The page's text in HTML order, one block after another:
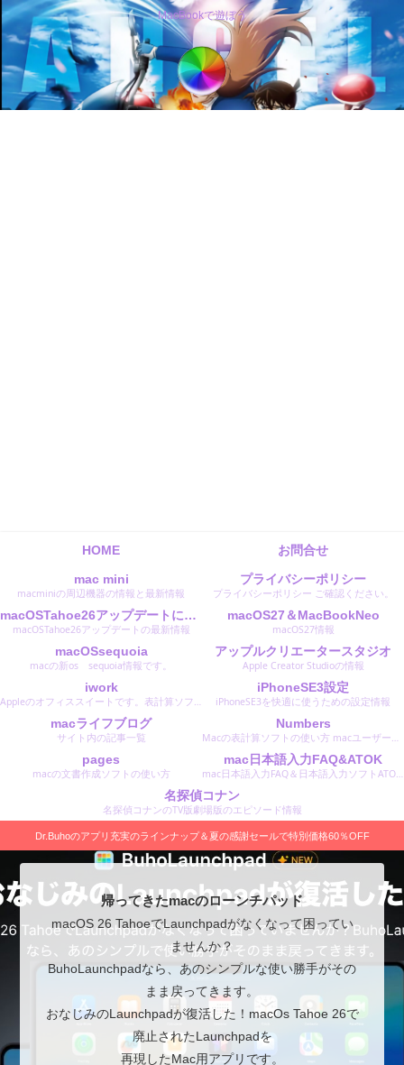
MacBookで遊ぼう
HOME
お問合せ
mac mini
macminiの周辺機器の情報と最新情報
プライバシーポリシー
プライバシーポリシー ご確認ください。
macOSTahoe26アップデートに関する最新情報
macOSTahoe26アップデートの最新情報
macOS27＆MacBookNeo
macOS27情報
macOSsequoia
macの新os sequoia情報です。
アップルクリエータースタジオ
Apple Creator Studioの情報
iwork
Appleのオフィススイートです。表計算ソフトのNumbersナンバーズ文書作成ソフトのPagesページズスライド作成のKeyNoteキーノートです。 Microsoftのオフィスと同等のソフトです。
iPhoneSE3設定
iPhoneSE3を快適に使うための設定情報
macライフブログ
サイト内の記事一覧
Numbers
Macの表計算ソフトの使い方 macユーザーは無料で使えます。 使い易くおすすめのソフトです。
pages
macの文書作成ソフトの使い方
mac日本語入力FAQ&ATOK
mac日本語入力FAQ＆日本語入力ソフトATOKエイトクの設定と使い方
名探偵コナン
名探偵コナンのTV版劇場版のエピソード情報
Dr.Buhoのアプリ充実のラインナップ＆夏の感謝セールで特別価格60％OFF
帰ってきたmacのローンチパッド
macOS 26 TahoeでLaunchpadがなくなって困ってい
ませんか？
BuhoLaunchpadなら、あのシンプルな使い勝手がその
まま戻ってきます。
おなじみのLaunchpadが復活した！macOs Tahoe 26で
廃止されたLaunchpadを
再現したMac用アプリです。